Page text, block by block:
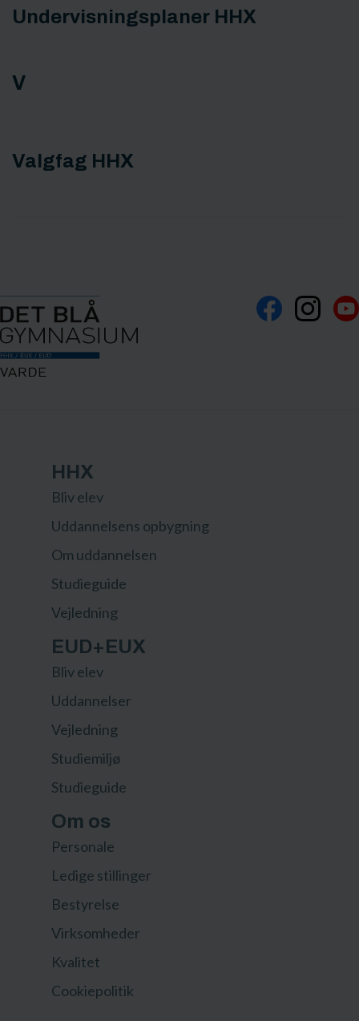
Undervisningsplaner HHX
V
Valgfag HHX
HHX
Bliv elev
Uddannelsens opbygning
Om uddannelsen
Studieguide
Vejledning
EUD+EUX
Bliv elev
Uddannelser
Vejledning
Studiemiljø
Studieguide
Om os
Personale
Ledige stillinger
Bestyrelse
Virksomheder
Kvalitet
Cookiepolitik